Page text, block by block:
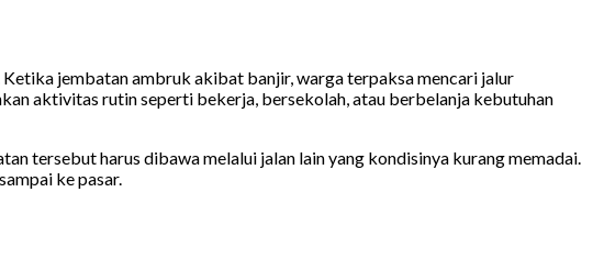
jembatan ambruk akibat banjir, warga terpaksa mencari jalur
aktivitas rutin seperti bekerja, bersekolah, atau berbelanja kebutuhan
tersebut harus dibawa melalui jalan lain yang kondisinya kurang memadai.
ke pasar.